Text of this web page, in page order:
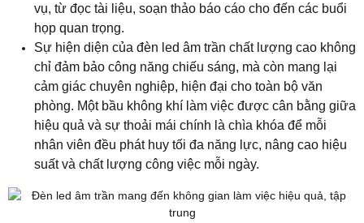
vụ, từ đọc tài liệu, soạn thảo báo cáo cho đến các buổi
họp quan trọng.
Sự hiện diện của đèn led âm trần chất lượng cao không
chỉ đảm bảo công năng chiếu sáng, mà còn mang lại
cảm giác chuyên nghiệp, hiện đại cho toàn bộ văn
phòng. Một bầu không khí làm việc được cân bằng giữa
hiệu quả và sự thoải mái chính là chìa khóa để mỗi
nhân viên đều phát huy tối đa năng lực, nâng cao hiệu
suất và chất lượng công việc mỗi ngày.